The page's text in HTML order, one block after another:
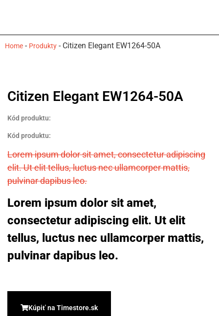
Home - Produkty - Citizen Elegant EW1264-50A
Citizen Elegant EW1264-50A
Kód produktu:
Kód produktu:
Lorem ipsum dolor sit amet, consectetur adipiscing
elit. Ut elit tellus, luctus nec ullamcorper mattis,
pulvinar dapibus leo.
Lorem ipsum dolor sit amet,
consectetur adipiscing elit. Ut elit
tellus, luctus nec ullamcorper mattis,
pulvinar dapibus leo.
Kúpiť na Timestore.sk